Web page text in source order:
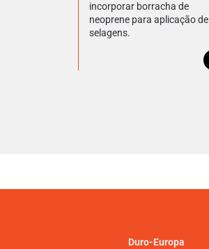
incorporar borracha de
neoprene para aplicação de
selagens.
Duro-Europa